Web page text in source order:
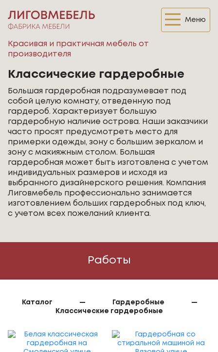
Меню
Красивая и практичная мебель от
производителя
Классические гардеробные
Большая гардеробная подразумевает под
собой целую комнату, отведенную под
гардероб. Характеризует большую
гардеробную наличие острова. Наши заказчики
часто просят предусмотреть место для
примерки одежды, зону с большим зеркалом и
зону с макияжным столом. Большая
гардеробная может быть изготовлена с учетом
индивидуальных размеров и исходя из
выбранного дизайнерского решения. Компания
Лиговмебель профессионально занимается
изготовлением больших гардеробных под ключ,
с учетом всех пожеланий клиента.
Работы
Каталог — Гардеробные
—
Классические гардеробные